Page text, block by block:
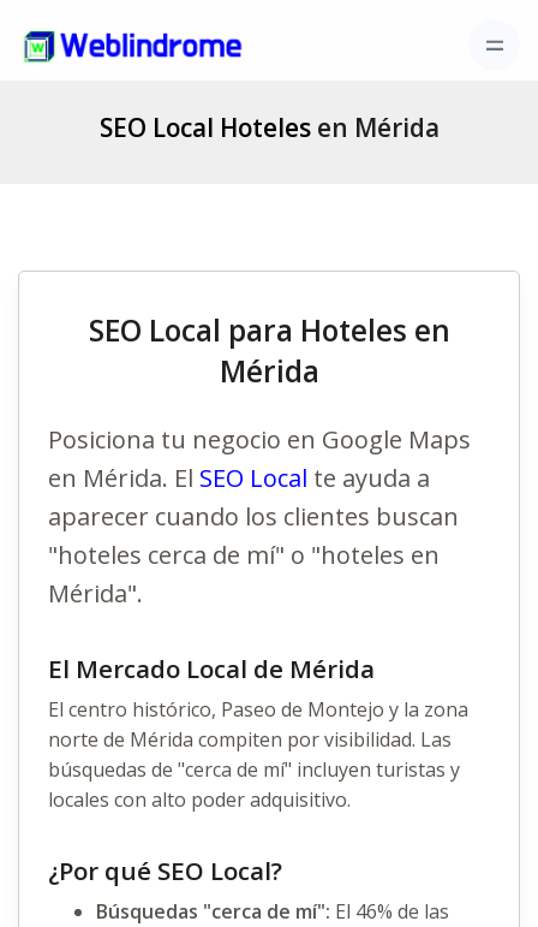
SEO Local Hotelesen Mérida
SEO Local para Hoteles en
Mérida
Posiciona tu negocio en Google Maps
en Mérida. El SEO Local te ayuda a
aparecer cuando los clientes buscan
"hoteles cerca de mí" o "hoteles en
Mérida".
El Mercado Local de Mérida
El centro histórico, Paseo de Montejo y la zona
norte de Mérida compiten por visibilidad. Las
búsquedas de "cerca de mí" incluyen turistas y
locales con alto poder adquisitivo.
¿Por qué SEO Local?
Búsquedas "cerca de mí": El 46% de las